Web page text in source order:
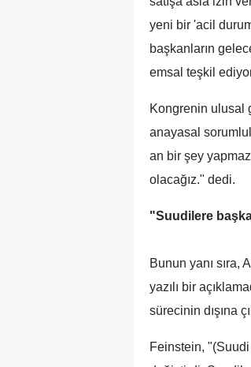
yeni bir 'acil
başkanların
emsal teşkil
Kongrenin ulusal
anayasal
an bir şey
olacağız." dedi.
"Suudilere
Bunun yanı
yazılı bir
sürecinin dışına
Feinstein,